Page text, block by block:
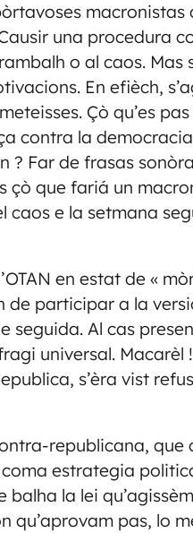
una procedura
o al caos. Mas
En efièch,
Çò qu’es
contra la
? Far de frasas
çò que fariá un
e la setmana
en estat de «
de participar a la
seguida. Al cas
universal. Macarèl
s’èra vist
republicana, que
estrategia
balha la lei
qu’aprovam pas, lo